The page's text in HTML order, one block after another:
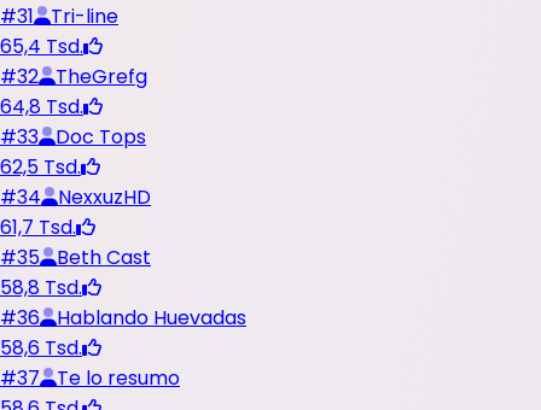
#31
Tri-line
65,4 Tsd.
#32
TheGrefg
64,8 Tsd.
#33
Doc Tops
62,5 Tsd.
#34
NexxuzHD
61,7 Tsd.
#35
Beth Cast
58,8 Tsd.
#36
Hablando Huevadas
58,6 Tsd.
#37
Te lo resumo